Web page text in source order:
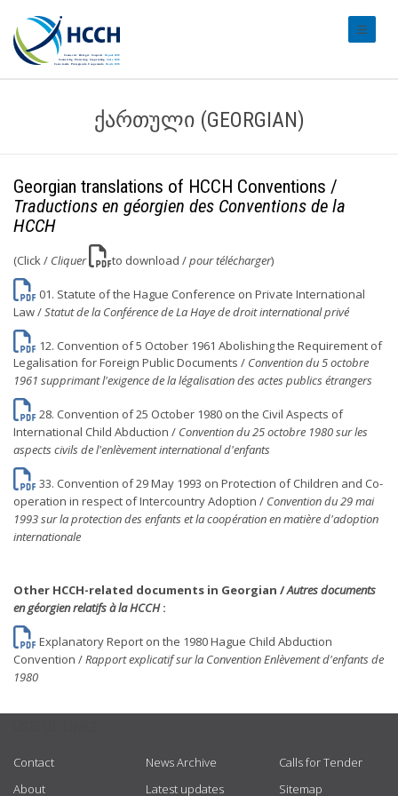
ᲥᲐᲠᲗᲣᲚᲘ (GEORGIAN)
Georgian translations of HCCH Conventions /
Traductions en géorgien des Conventions de la
HCCH
(Click / Cliquer to download /pour télécharger)
01. Statute of the Hague Conference on Private International
Law /Statut de la Conférence de La Haye de droit international privé
12. Convention of 5 October 1961 Abolishing the Requirement of
Legalisation for Foreign Public Documents / Convention du 5 octobre
1961 supprimant l'exigence de la légalisation des actes publics étrangers
28. Convention of 25 October 1980 on the Civil Aspects of
International Child Abduction / Convention du 25 octobre 1980 sur les
aspects civils de l'enlèvement international d'enfants
33. Convention of 29 May 1993 on Protection of Children and Co-
operation in respect of Intercountry Adoption / Convention du 29 mai
1993 sur la protection des enfants et la coopération en matière d'adoption
internationale
Other HCCH-related documents in Georgian /Autres documents
en géorgien relatifs à la HCCH:
Explanatory Report on the 1980 Hague Child Abduction
Convention /Rapport explicatif sur la Convention Enlèvement d'enfants de
1980
Contact
About
News Archive
Latest updates
Calls for Tender
Sitemap